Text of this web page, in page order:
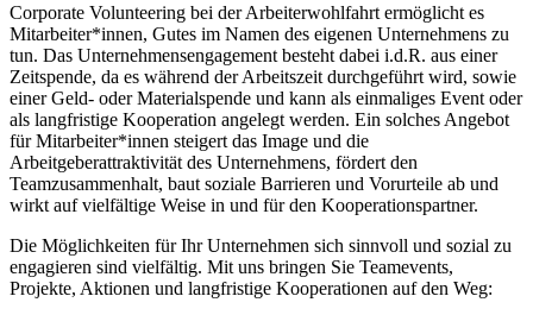
Corporate Volunteering bei der Arbeiterwohlfahrt ermöglicht es
Mitarbeiter*innen, Gutes im Namen des eigenen Unternehmens zu
tun. Das Unternehmensengagement besteht dabei i.d.R. aus einer
Zeitspende, da es während der Arbeitszeit durchgeführt wird, sowie
einer Geld- oder Materialspende und kann als einmaliges Event oder
als langfristige Kooperation angelegt werden. Ein solches Angebot
für Mitarbeiter*innen steigert das Image und die
Arbeitgeberattraktivität des Unternehmens, fördert den
Teamzusammenhalt, baut soziale Barrieren und Vorurteile ab und
wirkt auf vielfältige Weise in und für den Kooperationspartner.
Die Möglichkeiten für Ihr Unternehmen sich sinnvoll und sozial zu
engagieren sind vielfältig. Mit uns bringen Sie Teamevents,
Projekte, Aktionen und langfristige Kooperationen auf den Weg: